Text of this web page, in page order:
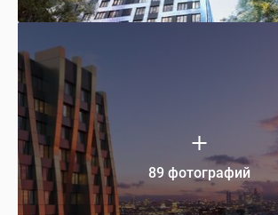
89 фотографий